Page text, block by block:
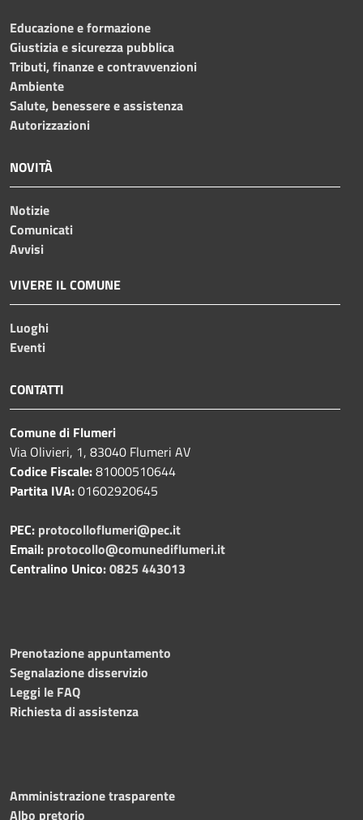
Educazione e formazione
Giustizia e sicurezza pubblica
Tributi, finanze e contravvenzioni
Ambiente
Salute, benessere e assistenza
Autorizzazioni
NOVITÀ
Notizie
Comunicati
Avvisi
VIVERE IL COMUNE
Luoghi
Eventi
CONTATTI
Comune di Flumeri
Via Olivieri, 1, 83040 Flumeri AV
Codice Fiscale:81000510644
Partita IVA:01602920645
PEC: protocolloflumeri@pec.it
Email: protocollo@comunediflumeri.it
Centralino Unico:0825 443013
Prenotazione appuntamento
Segnalazione disservizio
Leggi le FAQ
Richiesta di assistenza
Amministrazione trasparente
Albo pretorio